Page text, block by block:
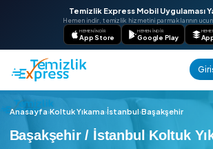
Temizlik Express Mobil
Hemen indir, temizlik hizmetini
HEMEN İNDIR
App Store
HEMEN İNDIR
Google Play
Anasayfa›Koltuk Yıkama›İstanbul›